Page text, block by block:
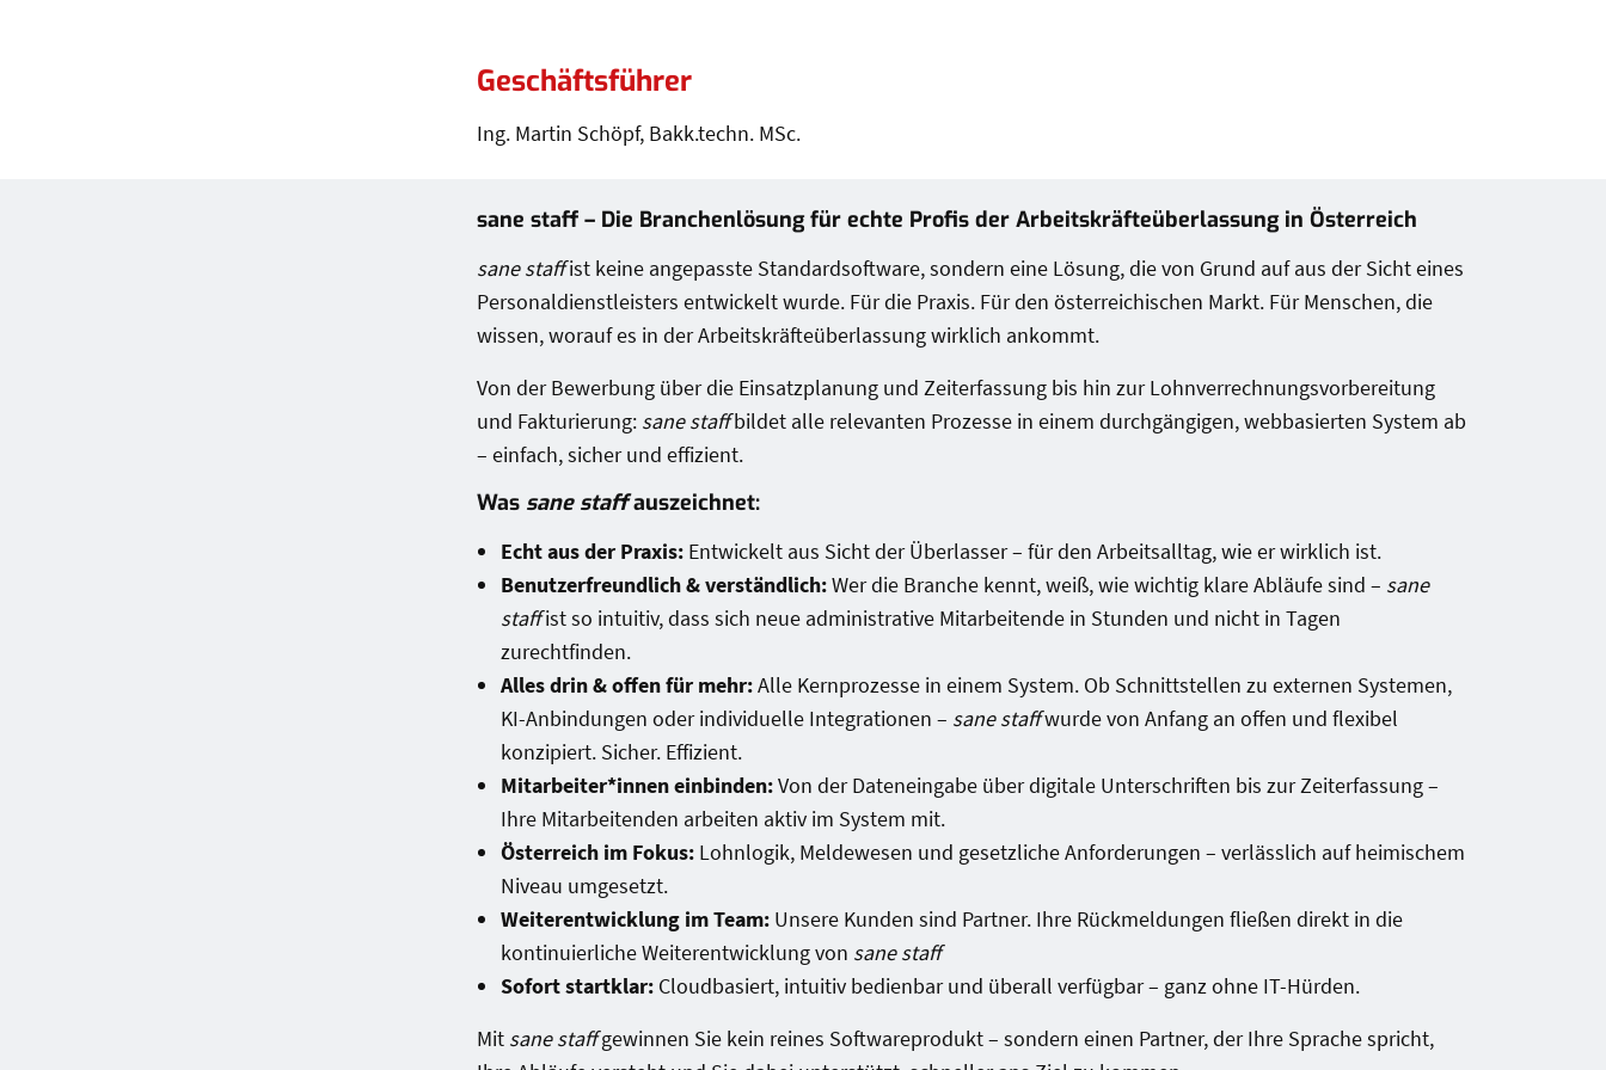
Geschäftsführer
Ing. Martin Schöpf, Bakk.techn. MSc.
Leistungen
sane staff – Die Branchenlösung für echte Profis der Arbeitskräfteüberlassung in Österreich
sane staffist keine angepasste Standardsoftware, sondern eine Lösung, die von Grund auf aus der Sicht eines
Personaldienstleisters entwickelt wurde. Für die Praxis. Für den österreichischen Markt. Für Menschen, die
wissen, worauf es in der Arbeitskräfteüberlassung wirklich ankommt.
Von der Bewerbung über die Einsatzplanung und Zeiterfassung bis hin zur Lohnverrechnungsvorbereitung
und Fakturierung: sane staffbildet alle relevanten Prozesse in einem durchgängigen, webbasierten System ab
– einfach, sicher und effizient.
Was sane staffauszeichnet:
Echt aus der Praxis:Entwickelt aus Sicht der Überlasser – für den Arbeitsalltag, wie er wirklich ist.
Benutzerfreundlich & verständlich:Wer die Branche kennt, weiß, wie wichtig klare Abläufe sind – sane
staffist so intuitiv, dass sich neue administrative Mitarbeitende in Stunden und nicht in Tagen
zurechtfinden.
Alles drin & offen für mehr:Alle Kernprozesse in einem System. Ob Schnittstellen zu externen Systemen,
KI-Anbindungen oder individuelle Integrationen – sane staffwurde von Anfang an offen und flexibel
konzipiert. Sicher. Effizient.
Mitarbeiter*innen einbinden:Von der Dateneingabe über digitale Unterschriften bis zur Zeiterfassung –
Ihre Mitarbeitenden arbeiten aktiv im System mit.
Österreich im Fokus:Lohnlogik, Meldewesen und gesetzliche Anforderungen – verlässlich auf heimischem
Niveau umgesetzt.
Weiterentwicklung im Team:Unsere Kunden sind Partner. Ihre Rückmeldungen fließen direkt in die
kontinuierliche Weiterentwicklung von sane staff
Sofort startklar:Cloudbasiert, intuitiv bedienbar und überall verfügbar – ganz ohne IT-Hürden.
Mit sane staffgewinnen Sie kein reines Softwareprodukt – sondern einen Partner, der Ihre Sprache spricht,